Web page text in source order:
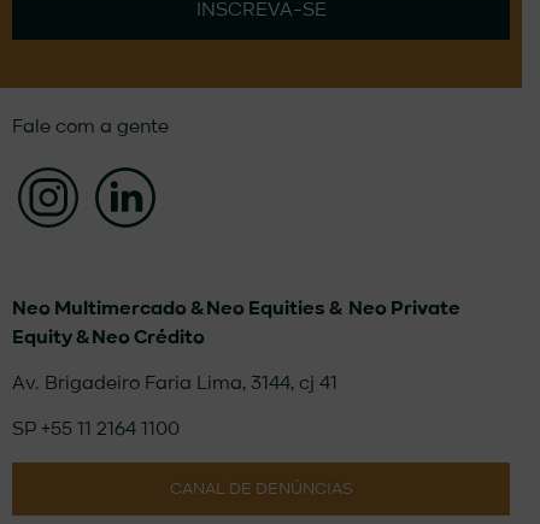
INSCREVA-SE
Fale com a gente
Neo Multimercado & Neo Equities & Neo Private
Equity & Neo Crédito
Av. Brigadeiro Faria Lima, 3144, cj 41
SP +55 11 2164 1100
CANAL DE DENÚNCIAS